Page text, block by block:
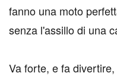
fanno una moto
senza l'assillo di una
Va forte, e fa